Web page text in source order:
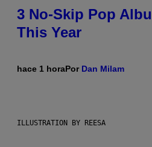
3 No-Skip Pop
This Year
hace 1 horaPor Dan Milam
ILLUSTRATION BY REESA